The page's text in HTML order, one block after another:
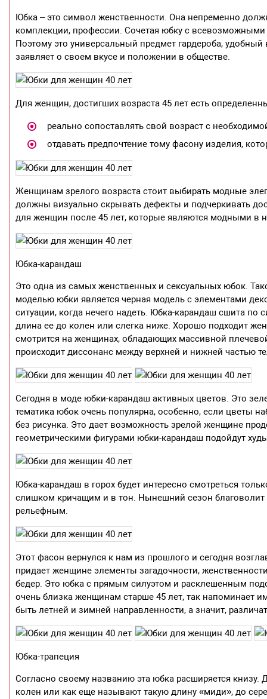
Юбка – это символ женственности. Она непременно
комплекции, профессии. Сочетая юбку с
Поэтому это универсальный предмет гардероба,
заявляет о своем вкусе и положении в обществе.
Для женщин, достигших возраста 45 лет есть
реально сопоставлять свой возраст с
отдавать предпочтение тому фасону изделия,
Женщинам зрелого возраста стоит выбирать модные
должны визуально скрывать дефекты и подчеркивать
для женщин после 45 лет, которые являются модными в
Юбка-карандаш
Это одна из самых женственных и сексуальных юбок.
моделью юбки является черная модель с элементами
ситуации, когда нечего надеть. Юбка-карандаш сшита по
длина ее до колен или слегка ниже. Хорошо подходит
смотрится на женщинах, обладающих массивной
происходит диссонанс между верхней и нижней частью
Сегодня в моде юбки-карандаш активных цветов. Это
тематика юбок очень популярна, особенно, если цветы
без рисунка. Это дает возможность зрелой женщине
геометрическими фигурами юбки-карандаш подойдут
Юбка-карандаш в горох будет интересно смотреться
слишком кричащим и в тон. Нынешний сезон
рельефным.
Этот фасон вернулся к нам из прошлого и сегодня
придает женщине элементы загадочности,
бедер. Это юбка с прямым силуэтом и расклешенным
очень близка женщинам старше 45 лет, так напоминает
быть летней и зимней направленности, а значит,
Юбка-трапеция
Согласно своему названию эта юбка расширяется
колен или как еще называют такую длину «миди», до